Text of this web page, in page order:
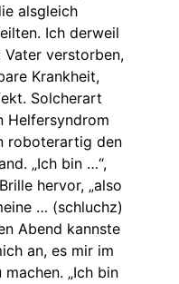
alsgleich
Ich derweil
verstorben,
Krankheit,
Solcherart
Helfersyndrom
roboterartig den
„Ich bin …“,
hervor, „also
… (schluchz)
Abend kannste
an, es mir im
„Ich bin